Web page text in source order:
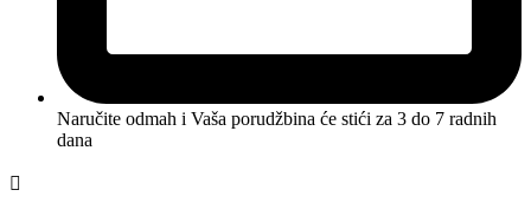
Naručite odmah i Vaša porudžbina će stići za 3 do 7 radnih
dana